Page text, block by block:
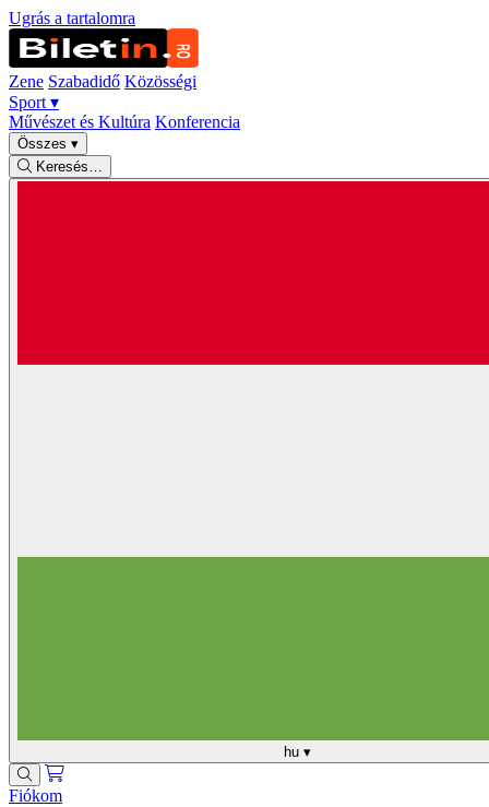
Ugrás a tartalomra
Zene Szabadidő Közösségi
Sport ▾
Művészet és Kultúra Konferencia
Összes ▾
Keresés…
hu ▾
Fiókom